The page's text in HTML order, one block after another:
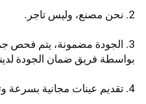
2. نحن مصنع، وليس تاجر.
بواسطة فريق ضمان الجودة
4. تقديم عينات مجانية بسرعة وتوفير وقت تسليم قصير.